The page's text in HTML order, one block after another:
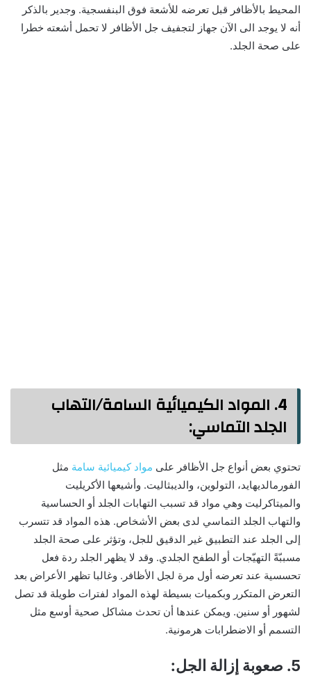
المحيط بالأظافر قبل تعرضه للأشعة فوق البنفسجية. وجدير بالذكر
أنه لا يوجد الى الآن جهاز لتجفيف جل الأظافر لا تحمل أشعته خطرا
على صحة الجلد.
4. المواد الكيميائية السامة/التهاب
الجلد التماسي:
تحتوي بعض أنواع جل الأظافر على مواد كيميائية سامة مثل
الفورمالديهايد، التولوين، والديبثاليت. وأشيعها الأكريليت
والميتاكرليت وهي مواد قد تسبب التهابات الجلد أو الحساسية
والتهاب الجلد التماسي لدى بعض الأشخاص. هذه المواد قد تتسرب
إلى الجلد عند التطبيق غير الدقيق للجل، وتؤثر على صحة الجلد
مسببّةً التهيّجات أو الطفح الجلدي. وقد لا يظهر الجلد ردة فعل
تحسسية عند تعرضه أول مرة لجل الأظافر. وغالبا تظهر الأعراض بعد
التعرض المتكرر وبكميات بسيطة لهذه المواد لفترات طويلة قد تصل
لشهور أو سنين. ويمكن عندها أن تحدث مشاكل صحية أوسع مثل
التسمم أو الاضطرابات هرمونية.
5. صعوبة إزالة الجل: